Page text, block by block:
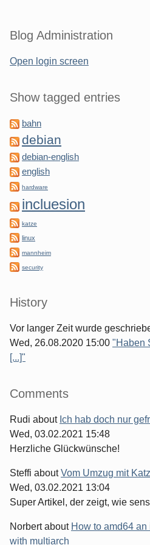
Blog Administration
Open login screen
Show tagged entries
bahn
debian
debian-english
english
hardware
incluesion
katze
linux
mannheim
security
History
Vor langer Zeit wurde
Wed, 26.08.2020 15:00 "Haben
[...]"
Comments
Rudi about Ich hab doch nur
Wed, 03.02.2021 15:48
Herzliche Glückwünsche!
Steffi aboutVom Umzug mit
Wed, 03.02.2021 13:04
Super Artikel, der zeigt, wie
Norbertabout How to amd64
with multiarch